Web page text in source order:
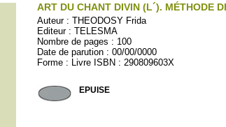
ART DU CHANT DIVIN (L´). MÉTHODE
Auteur :THEODOSY Frida
Editeur :TELESMA
Nombre de pages : 100
Date de parution : 00/00/0000
Forme : Livre ISBN : 290809603X
EPUISE